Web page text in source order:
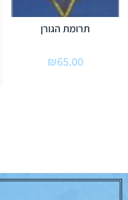
תרומת הגורן
₪65.00